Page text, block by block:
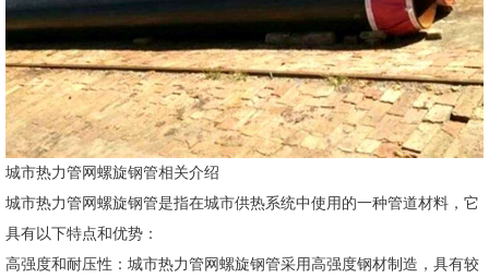
城市热力管网螺旋钢管相关介绍
城市热力管网螺旋钢管是指在城市供热系统中使用的一种管道材料，它
具有以下特点和优势：
高强度和耐压性：城市热力管网螺旋钢管采用高强度钢材制造，具有较